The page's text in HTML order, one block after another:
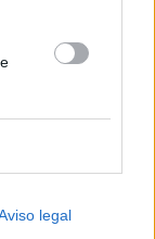
legal